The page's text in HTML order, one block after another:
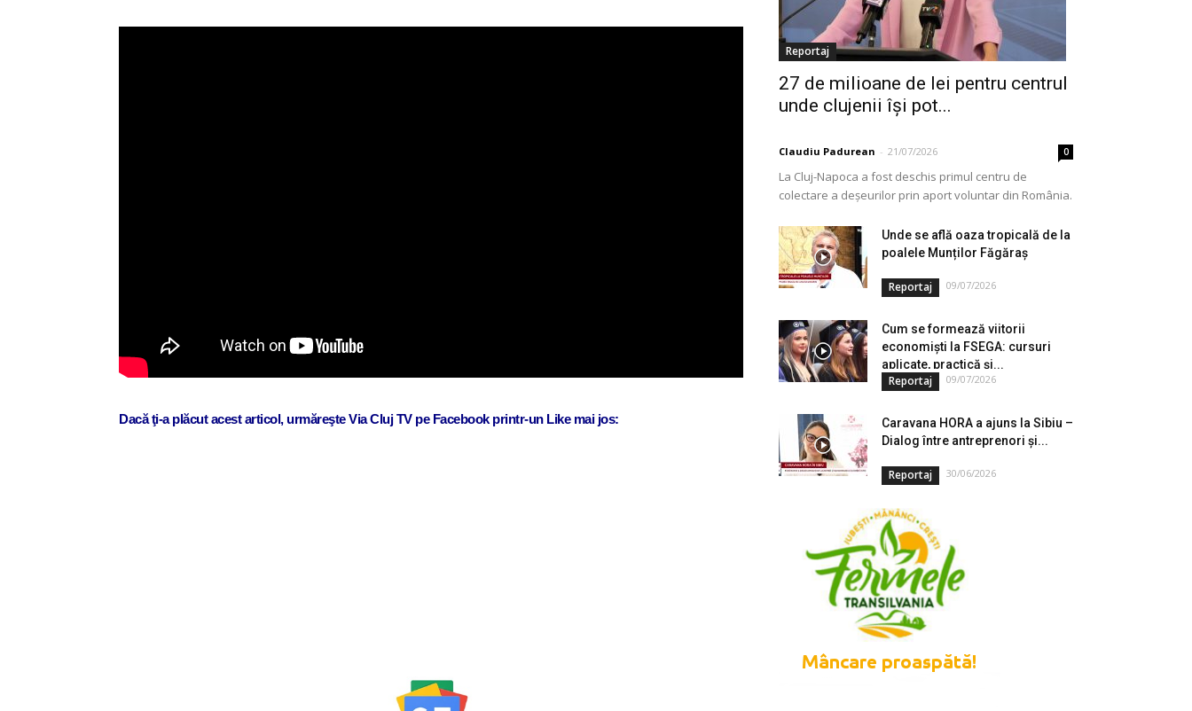
Dacă ţi-a plăcut acest articol, urmăreşte Via Cluj TV pe Facebook printr-un Like mai jos:
Reportaj
27 de milioane de lei pentru centrul
unde clujenii își pot...
Claudiu Padurean - 21/07/2026 0
La Cluj-Napoca a fost deschis primul centru de
colectare a deșeurilor prin aport voluntar din România.
Unde se află oaza tropicală de la
poalele Munților Făgăraș
Reportaj 09/07/2026
Cum se formează viitorii
economiști la FSEGA: cursuri
aplicate, practică și...
Reportaj 09/07/2026
Caravana HORA a ajuns la Sibiu –
Dialog între antreprenori și...
Reportaj 30/06/2026